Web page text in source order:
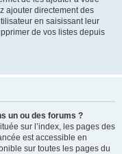
ajouter directement des
en saisissant leur
de vos listes depuis
un ou des forums ?
sur l’index, les pages des
est accessible en
sur toutes les pages du